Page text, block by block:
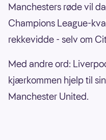
Manchesters røde vil
Champions League-
rekkevidde - selv om
Med andre ord:
kjærkommen hjelp til
Manchester United.